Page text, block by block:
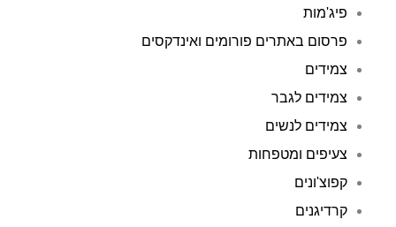
פיג'מות
פרסום באתרים פורומים ואינדקסים
צמידים
צמידים לגבר
צמידים לנשים
צעיפים ומטפחות
קפוצ'ונים
קרדיגנים